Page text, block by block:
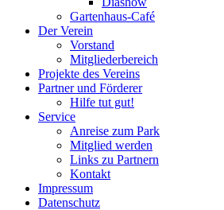
Gartenhaus-Café
Der Verein
Vorstand
Mitgliederbereich
Projekte des Vereins
Partner und Förderer
Hilfe tut gut!
Service
Anreise zum Park
Mitglied werden
Links zu Partnern
Kontakt
Impressum
Datenschutz